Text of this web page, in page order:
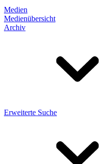
Medien
Medienübersicht
Archiv
Erweiterte Suche